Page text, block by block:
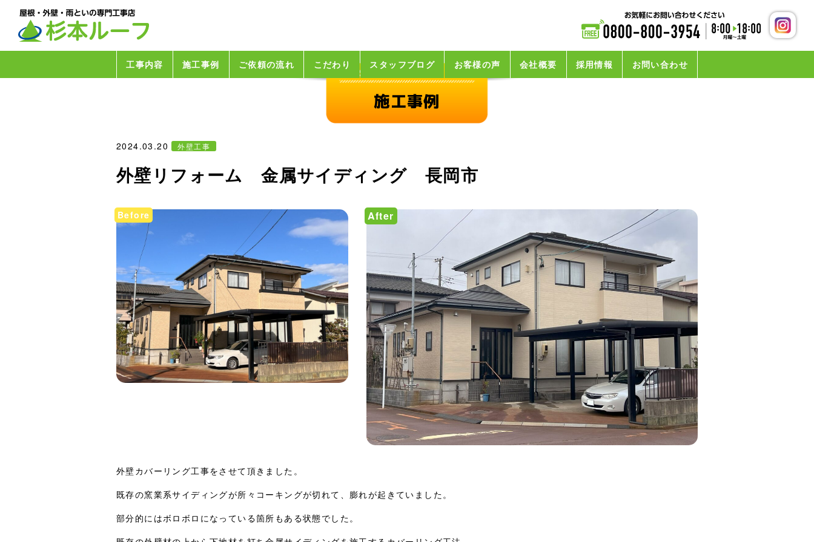
工事内容 施工事例 ご依頼の流れ こだわり スタッフブログ お客様の声 会社概要 採用情報 お問い合わせ
施工事例
2024.03.20 外壁工事
外壁リフォーム 金属サイディング 長岡市
外壁カバーリング工事をさせて頂きました。
既存の窯業系サイディングが所々コーキングが切れて、膨れが起きていました。
部分的にはボロボロになっている箇所もある状態でした。